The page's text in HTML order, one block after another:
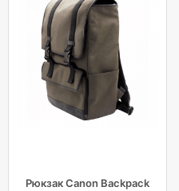
Рюкзак Canon Backpack